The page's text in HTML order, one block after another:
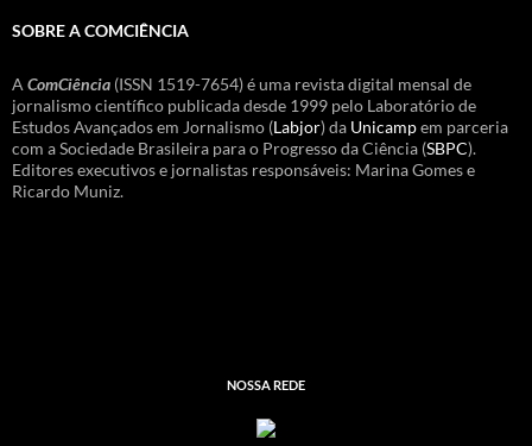
SOBRE A COMCIÊNCIA
A ComCiência (ISSN 1519-7654) é uma revista digital mensal de
jornalismo científico publicada desde 1999 pelo Laboratório de
Estudos Avançados em Jornalismo (Labjor) da Unicampem parceria
com a Sociedade Brasileira para o Progresso da Ciência (SBPC).
Editores executivos e jornalistas responsáveis: Marina Gomes e
Ricardo Muniz.
NOSSA REDE